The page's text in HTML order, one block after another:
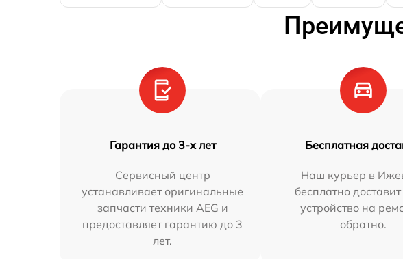
Гарантия до 3-х лет
Сервисный центр
устанавливает оригинальные
запчасти техники AEG и
предоставляет гарантию до 3
лет.
Бесплатная
Наш курьер в
бесплатно
устройство на
обратно.